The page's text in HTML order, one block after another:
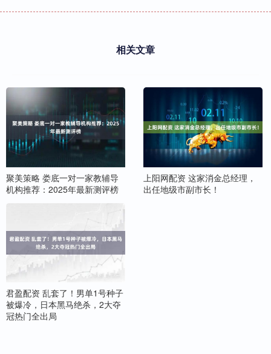
相关文章
聚美策略 娄底一对一家教辅导
机构推荐：2025年最新测评榜
上阳网配资 这家消金总经理，
出任地级市副市长！
君盈配资 乱套了！男单1号种子
被爆冷，日本黑马绝杀，2大夺
冠热门全出局